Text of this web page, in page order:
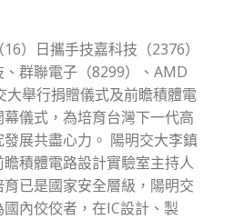
）日攜手技嘉科技（2376）
群聯電子（8299）、AMD
大舉行捐贈儀式及前瞻積體電
儀式，為培育台灣下一代高
展共盡心力。 陽明交大李鎮
積體電路設計實驗室主持人
已是國家安全層級，陽明交
內佼佼者，在IC設計、製